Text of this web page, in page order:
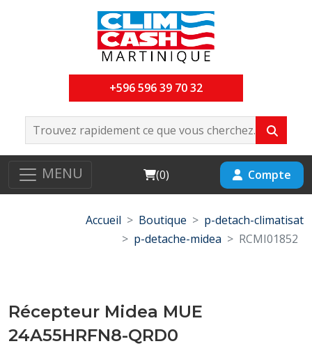
+596 596 39 70 32
MENU Cart
(0) Compte
Accueil Boutique
p-detach-climatisat
p-detache-midea
RCMI01852
Récepteur Midea MUE
24A55HRFN8-QRD0